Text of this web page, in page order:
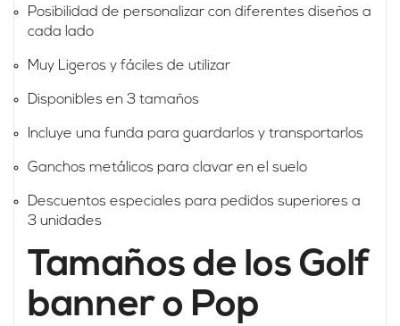
Posibilidad de personalizar con diferentes diseños a
cada lado
Muy Ligeros y fáciles de utilizar
Disponibles en 3 tamaños
Incluye una funda para guardarlos y transportarlos
Ganchos metálicos para clavar en el suelo
Descuentos especiales para pedidos superiores a
3 unidades
Tamaños de los Golf
banner o Pop